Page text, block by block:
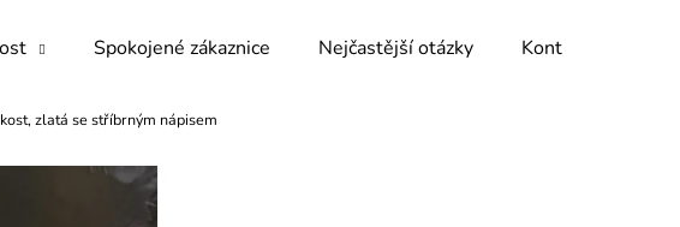
Spokojené zákaznice Nejčastější otázky Kontakty
zlatá se stříbrným nápisem
Co potřebujete najít?